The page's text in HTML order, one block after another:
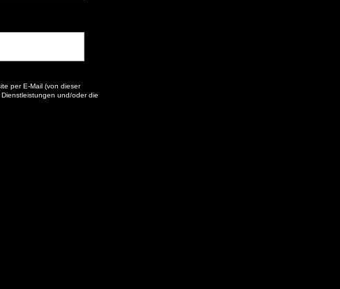
per E-Mail (von dieser
und/oder die